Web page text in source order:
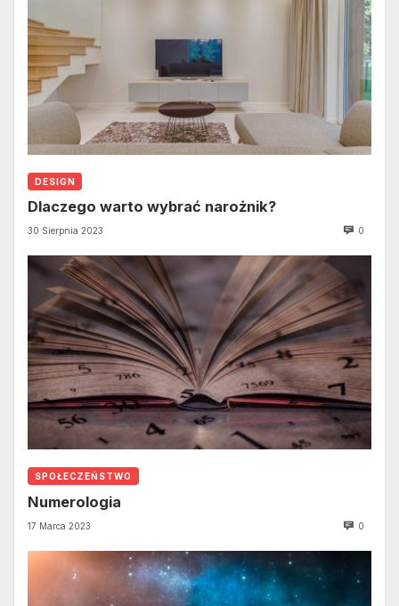
DESIGN
Dlaczego warto wybrać narożnik?
30 Sierpnia 2023 0
SPOŁECZEŃSTWO
Numerologia
17 Marca 2023 0